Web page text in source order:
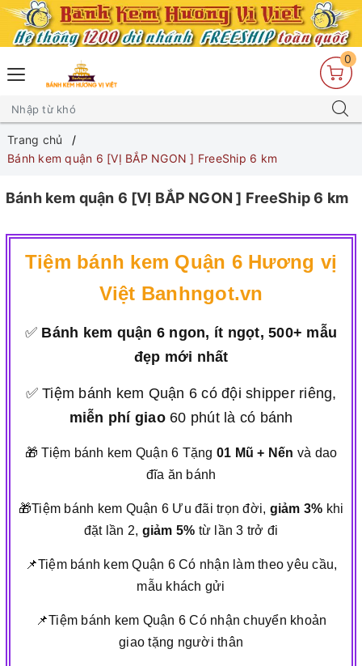
0
Trang chủ
Bánh kem quận 6 [VỊ BẮP NGON ] FreeShip 6 km
Bánh kem quận 6 [VỊ BẮP NGON ] FreeShip 6 km
Tiệm bánh kem Quận 6 Hương vị
Việt Banhngot.vn
✅ Bánh kem quận 6 ngon, ít ngọt, 500+ mẫu
đẹp mới nhất
✅ Tiệm bánh kem Quận 6 có đội shipper riêng,
miễn phí giao60 phút là có bánh
🎁 Tiệm bánh kem Quận 6 Tặng 01 Mũ + Nến và dao
đĩa ăn bánh
🎁Tiệm bánh kem Quận 6 Ưu đãi trọn đời, giảm 3% khi
đặt lần 2, giảm 5% từ lần 3 trở đi
📌Tiệm bánh kem Quận 6 Có nhận làm theo yêu cầu,
mẫu khách gửi
📌Tiệm bánh kem Quận 6 Có nhận chuyển khoản
giao tặng người thân